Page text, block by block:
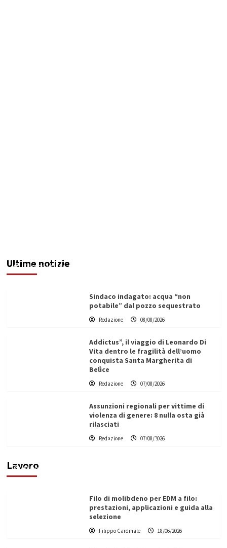
Ultime notizie
Filippo Cardinale
Sindaco indagato: acqua “non
potabile” dal pozzo sequestrato
Redazione 08/08/2026
Addictus”, il viaggio di Leonardo Di
Vita dentro le fragilità dell’uomo
conquista Santa Margherita di
Belìce
Redazione 07/08/2026
Assunzioni regionali per vittime di
violenza di genere: 8 nulla osta già
rilasciati
Redazione 07/08/2026
Lavoro
L’ingegnere saccense Buscarnera partner chiave
di un progetto transnazionale per la transizione
Filippo Cardinale
Filo di molibdeno per EDM a filo:
prestazioni, applicazioni e guida alla
selezione
Filippo Cardinale 18/06/2026